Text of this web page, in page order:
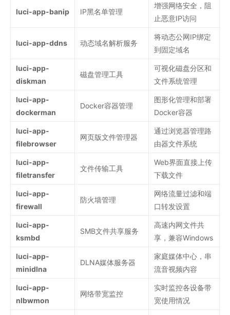
luci-app-banip IP黑名单管理
增强网络安全，阻
止恶意IP访问
luci-app-ddns 动态域名解析服务
将动态公网IP绑定
到固定域名
luci-app-
diskman
磁盘管理工具
可视化磁盘分区和
文件系统管理
luci-app-
dockerman
Docker容器管理
图形化管理和部署
Docker容器
luci-app-
filebrowser
网页版文件管理器
通过浏览器管理路
由器文件系统
luci-app-
filetransfer
文件传输工具
Web界面直接上传
下载文件
luci-app-
firewall
防火墙管理
网络流量过滤和端
口转发设置
luci-app-
ksmbd
SMB文件共享服务
高速内网文件共
享，兼容Windows
luci-app-
minidlna
DLNA媒体服务器
家庭媒体中心，串
流音视频内容
luci-app-
nlbwmon
网络带宽监控
实时监控各设备带
宽使用情况